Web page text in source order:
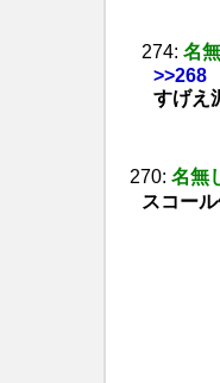
274: 名
>>268
すげえ
270: 名無
スコー